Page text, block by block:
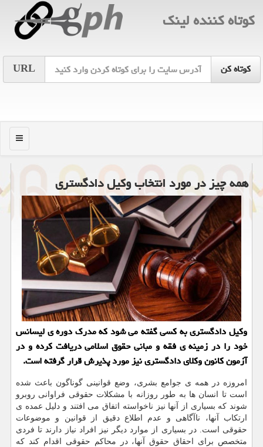
كوتاه كننده لینك
URL
منو
همه چیز در مورد انتخاب وكیل دادگستری
وكیل دادگستری به كسی گفته می شود كه مدرك دوره ی لیسانس
خود را در زمینه ی فقه و مبانی حقوق اسلامی دریافت كرده و در
آزمون كانون وكلای دادگستری نیز مورد پذیرش قرار گرفته است.
امروزه در همه ی جوامع بشری، وضع قوانینی گوناگون باعث شده
است تا انسان ها به طور روزانه با مشکلات حقوقی فراوانی روبرو
شوند که بسیاری از آنها نیز ناخواسته اتفاق می افتند و دلیل عمده ی
ارتکاب آنها، ناآگاهی و عدم اطلاع دقیق از قوانین و موضوعات
حقوقی است. در بسیاری از موارد دیگر نیز افراد نیاز دارند تا فردی
متخصص برای احقاق حقوق آنها، در محاکم حقوقی اقدام کند که